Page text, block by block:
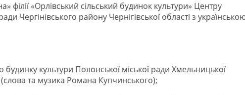
філії «Орлівський сільський будинок культури» Центру
Чергінівського району Чернігівської області з
будинку культури Полонської міської ради Хмельницької
та музика Романа Купчинського);